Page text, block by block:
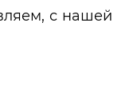
с нашей